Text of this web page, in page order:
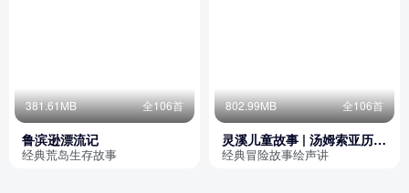
381.61MB 全106首
鲁滨逊漂流记
经典荒岛生存故事
802.99MB 全106首
灵溪儿童故事 | 汤姆索亚历险
记
经典冒险故事绘声讲